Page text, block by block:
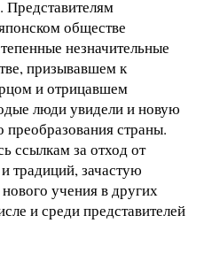
Представителям
обществе
незначительные
призывавшем к
и отрицавшем
люди увидели и новую
страны.
ссылкам за отход от
традиций, зачастую
учения в других
и среди представителей